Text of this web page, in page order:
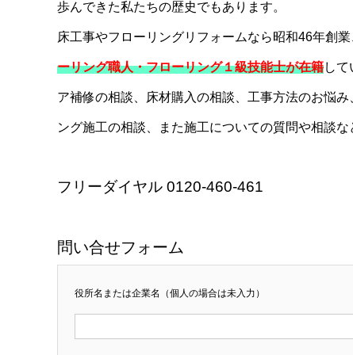
歩んできた私たちの歴史でもあります。
床工事やフローリングリフォームなら昭和46年創
ーリング職人・フローリング１級技能士が在籍し
ア補修の相談、床材購入の相談、工事方法のお悩
ング施工の相談、また施工についての質問や相談
フリーダイヤル 0120-460-461
問い合せフォーム
役所名または企業名（個人の場合は未入力）